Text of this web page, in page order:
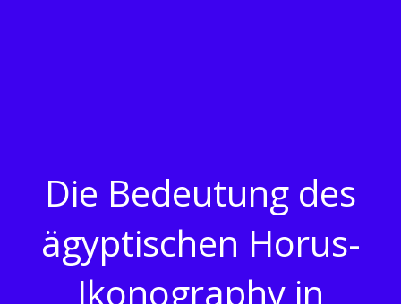
Die Bedeutung des
ägyptischen Horus-
Ikonography in